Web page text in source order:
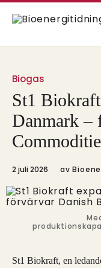
Biogas
St1
Danmark –
2 juli 2026 av
St1 Biokraft, en